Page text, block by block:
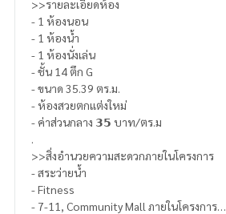
>>รายละเอียดห้อง
- 1 ห้องนอน
- 1 ห้องน้ำ
- 1 ห้องนั่งเล่น
- ชั้น 14 ตึก G
- ขนาด 35.39 ตร.ม.
- ห้องสวยตกแต่งใหม่
- ค่าส่วนกลาง 𝟯𝟱 บาท/ตร.ม
.
>>สิ่งอำนวยความสะดวกภายในโครงการ
- สระว่ายน้ำ
- Fitness
- 7-11, Community Mall ภายในโครงการ